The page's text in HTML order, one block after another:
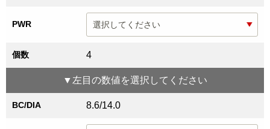
PWR
個数 4
▼ 左目 の数値を選択してください
BC/DIA 8.6/14.0